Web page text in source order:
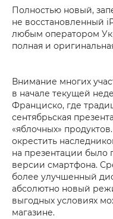
Полностью новый,
не восстановленный
любым оператором
полная и
Внимание многих
в начале текущей
Франциско, где
сентябрьская
«яблочных»
окрестить
на презентации было
версии смартфона.
более улучшенный
абсолютно новый
выгодных условиях
магазине.